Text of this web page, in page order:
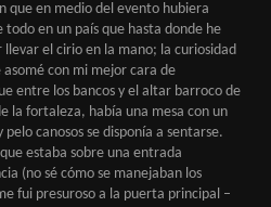
que en medio del evento hubiera
en un país que hasta donde he
llevar el cirio en la mano; la curiosidad
con mi mejor cara de
entre los bancos y el altar barroco de
la fortaleza, había una mesa con un
canosos se disponía a sentarse.
estaba sobre una entrada
(no sé cómo se manejaban los
fui presuroso a la puerta principal –